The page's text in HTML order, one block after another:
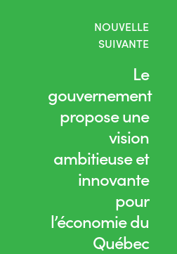
NOUVELLE
SUIVANTE
Le
gouvernement
propose une
vision
ambitieuse et
innovante
pour
l’économie du
Québec